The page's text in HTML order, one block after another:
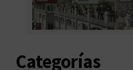
Categorías